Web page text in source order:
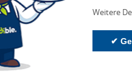
Weitere
✔
Abweichungen bei Preisen und
Preise für